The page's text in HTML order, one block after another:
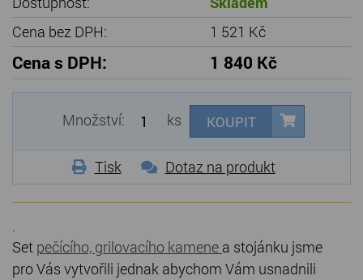
Cena bez DPH:
1 521 Kč
Cena s DPH: 1 840 Kč
Množství: ks KOUPIT
Tisk Dotaz na produkt
.
Set pečícího, grilovacího kamene a stojánku jsme
pro Vás vytvořili jednak abychom Vám usnadnili